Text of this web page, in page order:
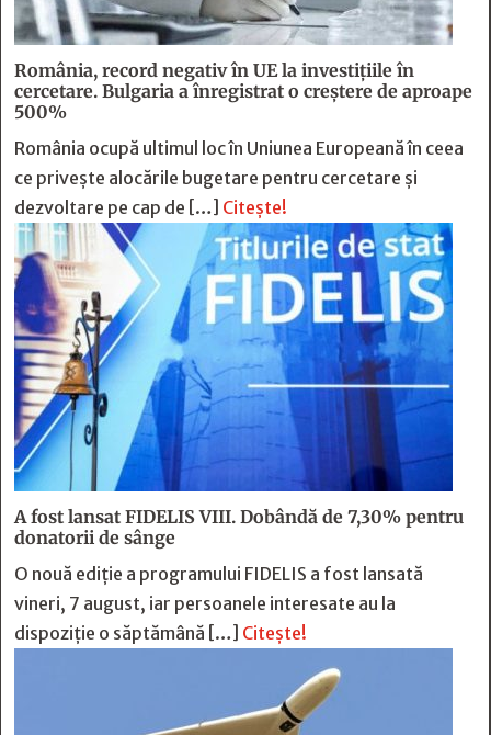
România, record negativ în UE la investițiile în
cercetare. Bulgaria a înregistrat o creștere de aproape
500%
România ocupă ultimul loc în Uniunea Europeană în ceea
ce privește alocările bugetare pentru cercetare și
dezvoltare pe cap de […] Citește!
A fost lansat FIDELIS VIII. Dobândă de 7,30% pentru
donatorii de sânge
O nouă ediție a programului FIDELIS a fost lansată
vineri, 7 august, iar persoanele interesate au la
dispoziție o săptămână […] Citește!